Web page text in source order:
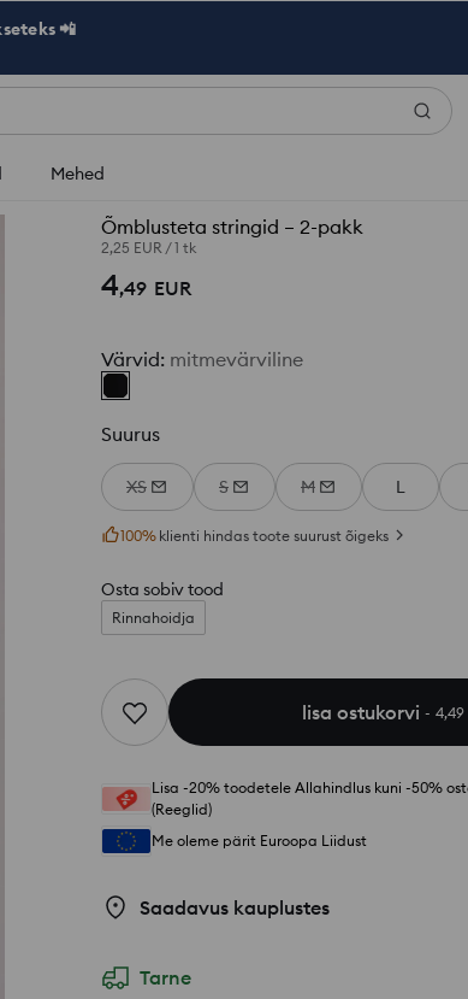
📲
Mehed
Õmblusteta stringid – 2-pakk
2,25 EUR /1 tk
4,49 EUR
Värvid: mitmevärviline
Suurus
XS S M L
100% klienti hindas toote suurust õigeks
Osta sobiv tood
Rinnahoidja
lisa ostukorvi 4,49
Lisa -20% toodetele Allahindlus kuni -50%
(Reeglid)
Me oleme pärit Euroopa Liidust
Saadavus kauplustes
Tarne